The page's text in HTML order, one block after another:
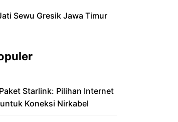
Sewu Gresik Jawa Timur
Starlink: Pilihan Internet
Koneksi Nirkabel